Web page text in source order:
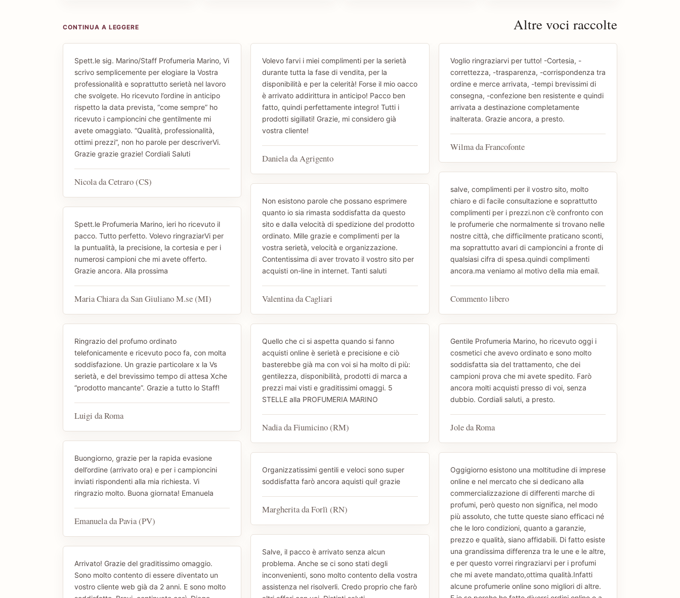
CONTINUA A LEGGERE Altre voci raccolte
Spett.le sig. Marino/Staff Profumeria Marino, Vi
scrivo semplicemente per elogiare la Vostra
professionalità e soprattutto serietà nel lavoro
che svolgete. Ho ricevuto l’ordine in anticipo
rispetto la data prevista, “come sempre” ho
ricevuto i campioncini che gentilmente mi
avete omaggiato. “Qualità, professionalità,
ottimi prezzi”, non ho parole per descriverVi.
Grazie grazie grazie! Cordiali Saluti
Nicola da Cetraro (CS)
Spett.le Profumeria Marino, ieri ho ricevuto il
pacco. Tutto perfetto. Volevo ringraziarVi per
la puntualità, la precisione, la cortesia e per i
numerosi campioni che mi avete offerto.
Grazie ancora. Alla prossima
Maria Chiara da San Giuliano M.se (MI)
Ringrazio del profumo ordinato
telefonicamente e ricevuto poco fa, con molta
soddisfazione. Un grazie particolare x la Vs
serietà, e del brevissimo tempo di attesa Xche
“prodotto mancante”. Grazie a tutto lo Staff!
Luigi da Roma
Buongiorno, grazie per la rapida evasione
dell’ordine (arrivato ora) e per i campioncini
inviati rispondenti alla mia richiesta. Vi
ringrazio molto. Buona giornata! Emanuela
Emanuela da Pavia (PV)
Arrivato! Grazie del graditissimo omaggio.
Sono molto contento di essere diventato un
vostro cliente web già da 2 anni. E sono molto
Volevo farvi i miei complimenti per la serietà
durante tutta la fase di vendita, per la
disponibilità e per la celerità! Forse il mio oacco
è arrivato addirittura in anticipo! Pacco ben
fatto, quindi perfettamente integro! Tutti i
prodotti sigillati! Grazie, mi considero già
vostra cliente!
Daniela da Agrigento
Non esistono parole che possano esprimere
quanto io sia rimasta soddisfatta da questo
sito e dalla velocità di spedizione del prodotto
ordinato. Mille grazie e complimenti per la
vostra serietà, velocità e organizzazione.
Contentissima di aver trovato il vostro sito per
acquisti on-line in internet. Tanti saluti
Valentina da Cagliari
Quello che ci si aspetta quando si fanno
acquisti online è serietà e precisione e ciò
basterebbe già ma con voi si ha molto di più:
gentilezza, disponibilità, prodotti di marca a
prezzi mai visti e graditissimi omaggi. 5
STELLE alla PROFUMERIA MARINO
Nadia da Fiumicino (RM)
Organizzatissimi gentili e veloci sono super
soddisfatta farò ancora aquisti qui! grazie
Margherita da Forlì (RN)
Salve, il pacco è arrivato senza alcun
problema. Anche se ci sono stati degli
inconvenienti, sono molto contento della vostra
assistenza nel risolverli. Credo proprio che farò
Voglio ringraziarvi per tutto! -Cortesia, -
correttezza, -trasparenza, -corrispondenza tra
ordine e merce arrivata, -tempi brevissimi di
consegna, -confezione ben resistente e quindi
arrivata a destinazione completamente
inalterata. Grazie ancora, a presto.
Wilma da Francofonte
salve, complimenti per il vostro sito, molto
chiaro e di facile consultazione e soprattutto
complimenti per i prezzi.non c’è confronto con
le profumerie che normalmente si trovano nelle
nostre città, che difficilmente praticano sconti,
ma soprattutto avari di campioncini a fronte di
qualsiasi cifra di spesa.quindi complimenti
ancora.ma veniamo al motivo della mia email.
Commento libero
Gentile Profumeria Marino, ho ricevuto oggi i
cosmetici che avevo ordinato e sono molto
soddisfatta sia del trattamento, che dei
campioni prova che mi avete spedito. Farò
ancora molti acquisti presso di voi, senza
dubbio. Cordiali saluti, a presto.
Jole da Roma
Oggigiorno esistono una moltitudine di imprese
online e nel mercato che si dedicano alla
commercializzazione di differenti marche di
profumi, però questo non significa, nel modo
più assoluto, che tutte queste siano efficaci né
che le loro condizioni, quanto a garanzie,
prezzo e qualità, siano affidabili. Di fatto esiste
una grandissima differenza tra le une e le altre,
e per questo vorrei ringraziarvi per i profumi
che mi avete mandato,ottima qualità.Infatti
alcune profumerie online sono migliori di altre.